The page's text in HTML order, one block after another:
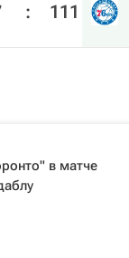
: 111
в матче